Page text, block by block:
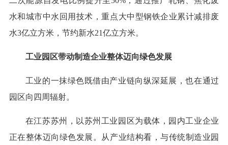
水和城市中水回用技术，重点大中型钢铁企业累计减排废
水3亿立方米，节约新水21亿立方米。
工业园区带动制造企业整体迈向绿色发展
工业的一抹绿色既借由产业链向纵深延展，也在通过
园区向四周辐射。
在江苏苏州，以苏州工业园区为载体，园内工业企业
正在整体迈向绿色发展。从产业结构看，与传统制造业园